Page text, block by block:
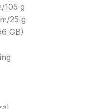
105 g
25 g
GB)